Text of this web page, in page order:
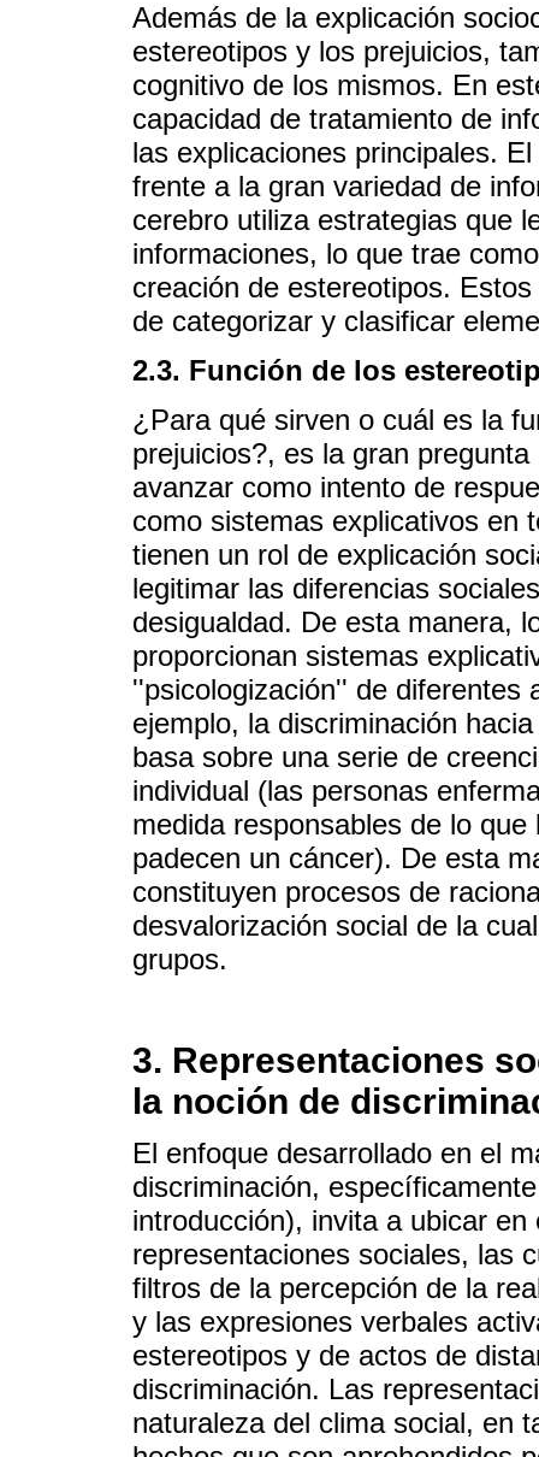
Además de la explicación
estereotipos y los prejuicios,
cognitivo de los mismos. En
capacidad de tratamiento de
las explicaciones principales.
frente a la gran variedad de
cerebro utiliza estrategias que
informaciones, lo que trae
creación de estereotipos.
de categorizar y clasificar
2.3. Función de los
¿Para qué sirven o cuál es la
prejuicios?, es la gran
avanzar como intento de
como sistemas explicativos en
tienen un rol de explicación
legitimar las diferencias
desigualdad. De esta manera,
proporcionan sistemas
''psicologización'' de diferentes
ejemplo, la discriminación
basa sobre una serie de
individual (las personas
medida responsables de lo
padecen un cáncer). De esta
constituyen procesos de
desvalorización social de la
grupos.
3. Representaciones
la noción de
El enfoque desarrollado en el
discriminación,
introducción), invita a ubicar
representaciones sociales, las
filtros de la percepción de la
y las expresiones verbales
estereotipos y de actos de
discriminación. Las
naturaleza del clima social, en